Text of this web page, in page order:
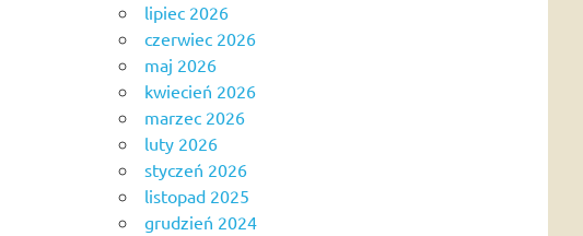
lipiec 2026
czerwiec 2026
maj 2026
kwiecień 2026
marzec 2026
luty 2026
styczeń 2026
listopad 2025
grudzień 2024